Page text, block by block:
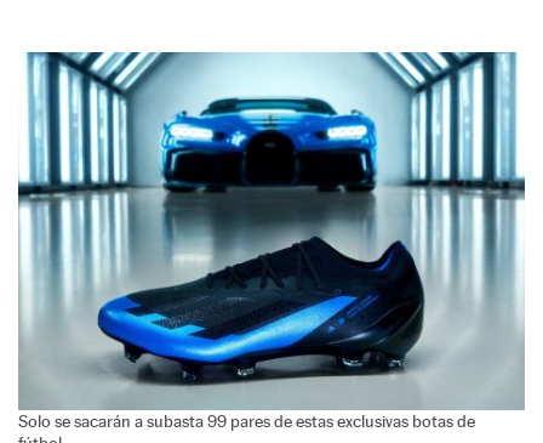
Solo se sacarán a subasta 99 pares de estas exclusivas botas de